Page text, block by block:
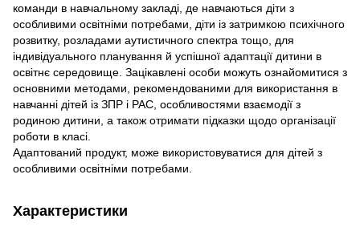
команди в навчальному закладі, де навчаються діти з
особливими освітніми потребами, діти із затримкою психічного
розвитку, розладами аутистичного спектра тощо, для
індивідуального планування й успішної адаптації дитини в
освітнє середовище. Зацікавлені особи можуть ознайомитися з
основними методами, рекомендованими для використання в
навчанні дітей із ЗПР і РАС, особливостями взаємодії з
родиною дитини, а також отримати підказки щодо організації
роботи в класі.
Адаптований продукт, може використовуватися для дітей з
особливими освітніми потребами.
Характеристики